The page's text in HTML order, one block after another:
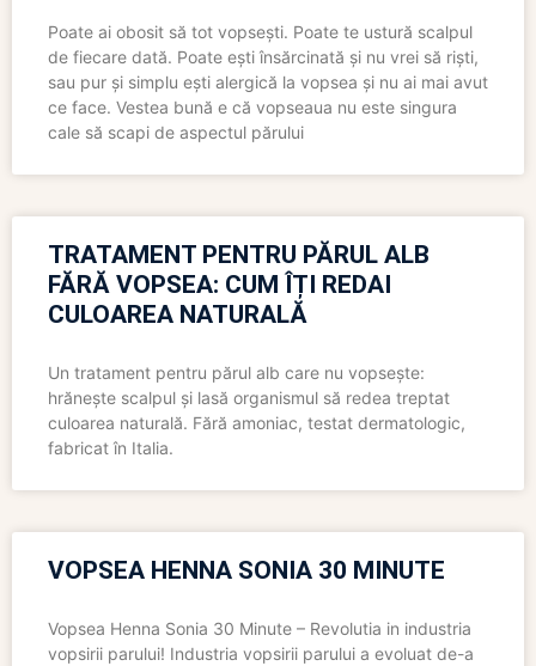
Poate ai obosit să tot vopsești. Poate te ustură scalpul
de fiecare dată. Poate ești însărcinată și nu vrei să riști,
sau pur și simplu ești alergică la vopsea și nu ai mai avut
ce face. Vestea bună e că vopseaua nu este singura
cale să scapi de aspectul părului
TRATAMENT PENTRU PĂRUL ALB
FĂRĂ VOPSEA: CUM ÎȚI REDAI
CULOAREA NATURALĂ
Un tratament pentru părul alb care nu vopsește:
hrănește scalpul și lasă organismul să redea treptat
culoarea naturală. Fără amoniac, testat dermatologic,
fabricat în Italia.
VOPSEA HENNA SONIA 30 MINUTE
Vopsea Henna Sonia 30 Minute – Revolutia in industria
vopsirii parului! Industria vopsirii parului a evoluat de-a